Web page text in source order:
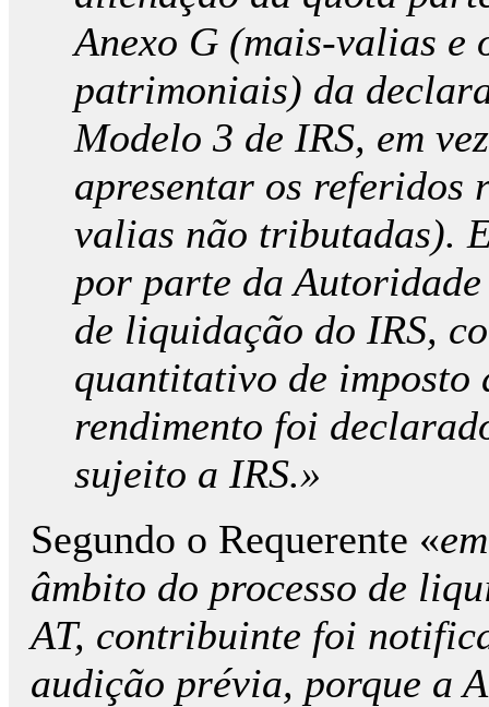
Anexo G (mais-valias e
patrimoniais) da
Modelo 3 de IRS, em
apresentar os referidos
valias não tributadas).
por parte da
de liquidação do IRS,
quantitativo de imposto
rendimento foi
sujeito a IRS.»
Segundo o Requerente «
âmbito do processo de
AT, contribuinte foi
audição prévia, porque a